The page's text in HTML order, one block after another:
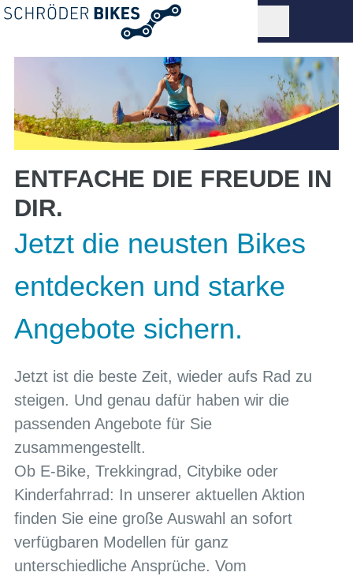
ENTFACHE DIE FREUDE IN
DIR.
Jetzt die neusten Bikes
entdecken und starke
Angebote sichern.
Jetzt ist die beste Zeit, wieder aufs Rad zu
steigen. Und genau dafür haben wir die
passenden Angebote für Sie
zusammengestellt.
Ob E-Bike, Trekkingrad, Citybike oder
Kinderfahrrad: In unserer aktuellen Aktion
finden Sie eine große Auswahl an sofort
verfügbaren Modellen für ganz
unterschiedliche Ansprüche. Vom